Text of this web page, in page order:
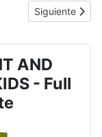
DEPORTE PARA
Artículo
Siguiente
AND
- Full